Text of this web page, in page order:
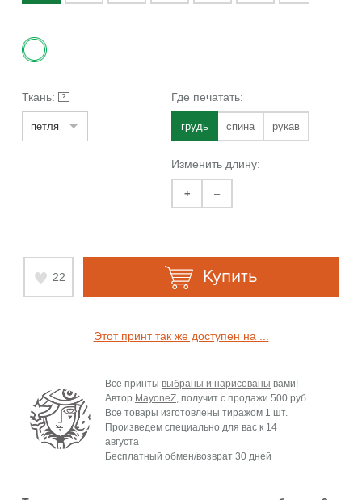
Ткань: ?
петля
Где печатать:
грудь спина рукав
Изменить длину:
+ –
22 Купить
Этот принт так же доступен на ...
Все принты выбраны и нарисованы вами!
Автор MayoneZ, получит с продажи 500 руб.
Все товары изготовлены тиражом 1 шт.
Произведем специально для вас к 14
августа
Бесплатный обмен/возврат 30 дней